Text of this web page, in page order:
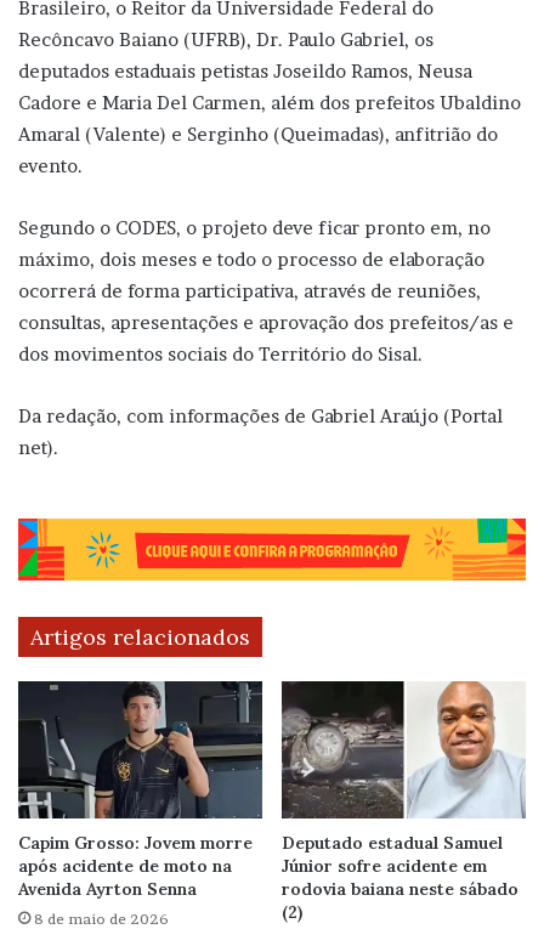
Brasileiro, o Reitor da Universidade Federal do
Recôncavo Baiano (UFRB), Dr. Paulo Gabriel, os
deputados estaduais petistas Joseildo Ramos, Neusa
Cadore e Maria Del Carmen, além dos prefeitos Ubaldino
Amaral (Valente) e Serginho (Queimadas), anfitrião do
evento.
Segundo o CODES, o projeto deve ficar pronto em, no
máximo, dois meses e todo o processo de elaboração
ocorrerá de forma participativa, através de reuniões,
consultas, apresentações e aprovação dos prefeitos/as e
dos movimentos sociais do Território do Sisal.
Da redação, com informações de Gabriel Araújo (Portal
net).
Artigos relacionados
Capim Grosso: Jovem morre
após acidente de moto na
Avenida Ayrton Senna
8 de maio de 2026
Deputado estadual Samuel
Júnior sofre acidente em
rodovia baiana neste sábado
(2)